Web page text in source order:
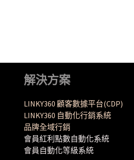
解決方案
LINKY360 顧客數據平台(CDP)
LINKY360 自動化行銷系統
品牌全域行銷
會員紅利點數自動化系統
會員自動化等級系統